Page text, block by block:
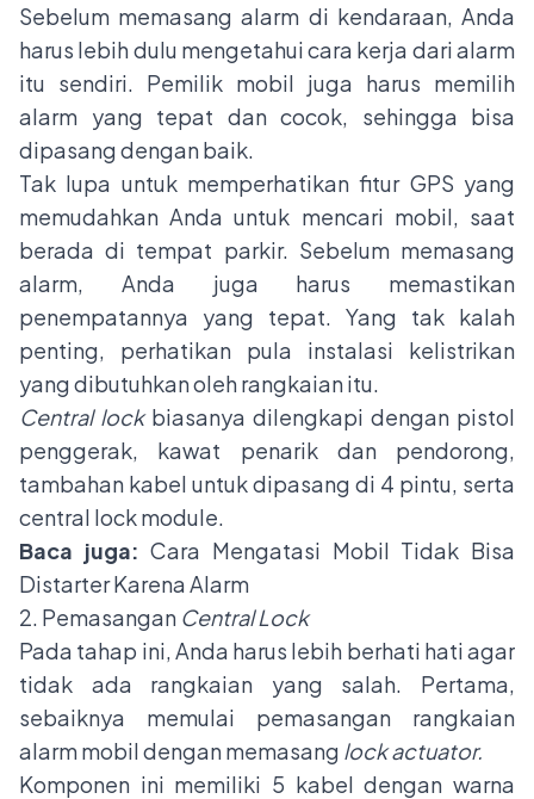
Sebelum memasang alarm di kendaraan, Anda
harus lebih dulu mengetahui cara kerja dari alarm
itu sendiri. Pemilik mobil juga harus memilih
alarm yang tepat dan cocok, sehingga bisa
dipasang dengan baik.
Tak lupa untuk memperhatikan fitur GPS yang
memudahkan Anda untuk mencari mobil, saat
berada di tempat parkir. Sebelum memasang
alarm, Anda juga harus memastikan
penempatannya yang tepat. Yang tak kalah
penting, perhatikan pula instalasi kelistrikan
yang dibutuhkan oleh rangkaian itu.
Central lockbiasanya dilengkapi dengan pistol
penggerak, kawat penarik dan pendorong,
tambahan kabel untuk dipasang di 4 pintu, serta
central lock module.
Baca juga:Cara Mengatasi Mobil Tidak Bisa
Distarter Karena Alarm
2. Pemasangan Central Lock
Pada tahap ini, Anda harus lebih berhati hati agar
tidak ada rangkaian yang salah. Pertama,
sebaiknya memulai pemasangan rangkaian
alarm mobil dengan memasang lock actuator.
Komponen ini memiliki 5 kabel dengan warna